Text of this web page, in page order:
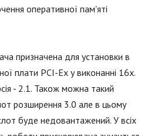
оперативної пам'яті
призначена для установки в
плати PCI-Ex у виконанні 16х.
- 2.1. Також можна такий
розширення 3.0 але в цьому
буде недовантажений. У всіх